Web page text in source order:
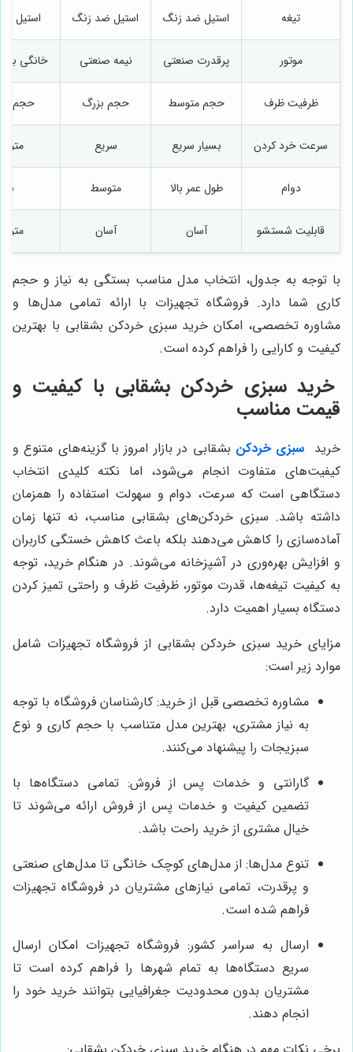
تیغه استیل ضد زنگ استیل ضد زنگ استیل
موتور پرقدرت صنعتی نیمه صنعتی خانگی با
ظرفیت ظرف حجم متوسط حجم بزرگ حجم
سرعت خرد کردن بسیار سریع سریع
دوام طول عمر بالا متوسط بالا
قابلیت شستشو آسان آسان
با توجه به جدول، انتخاب مدل مناسب بستگی به نیاز و حجم
کاری شما دارد. فروشگاه تجهیزات با ارائه تمامی مدل‌ها و
مشاوره تخصصی، امکان خرید سبزی خردکن بشقابی با بهترین
کیفیت و کارایی را فراهم کرده است.
خرید سبزی خردکن بشقابی با کیفیت و
قیمت مناسب
خرید سبزی خردکن بشقابی در بازار امروز با گزینه‌های متنوع و
کیفیت‌های متفاوت انجام می‌شود، اما نکته کلیدی انتخاب
دستگاهی است که سرعت، دوام و سهولت استفاده را همزمان
داشته باشد. سبزی خردکن‌های بشقابی مناسب، نه تنها زمان
آماده‌سازی را کاهش می‌دهند بلکه باعث کاهش خستگی کاربران
و افزایش بهره‌وری در آشپزخانه می‌شوند. در هنگام خرید، توجه
به کیفیت تیغه‌ها، قدرت موتور، ظرفیت ظرف و راحتی تمیز کردن
دستگاه بسیار اهمیت دارد.
مزایای خرید سبزی خردکن بشقابی از فروشگاه تجهیزات شامل
موارد زیر است:
مشاوره تخصصی قبل از خرید: کارشناسان فروشگاه با توجه
به نیاز مشتری، بهترین مدل متناسب با حجم کاری و نوع
سبزیجات را پیشنهاد می‌کنند.
گارانتی و خدمات پس از فروش: تمامی دستگاه‌ها با
تضمین کیفیت و خدمات پس از فروش ارائه می‌شوند تا
خیال مشتری از خرید راحت باشد.
تنوع مدل‌ها: از مدل‌های کوچک خانگی تا مدل‌های صنعتی
و پرقدرت، تمامی نیازهای مشتریان در فروشگاه تجهیزات
فراهم شده است.
ارسال به سراسر کشور: فروشگاه تجهیزات امکان ارسال
سریع دستگاه‌ها به تمام شهرها را فراهم کرده است تا
مشتریان بدون محدودیت جغرافیایی بتوانند خرید خود را
انجام دهند.